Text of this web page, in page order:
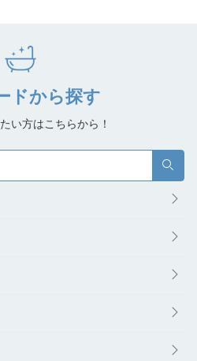
ドから探す
い方はこちらから！
検索